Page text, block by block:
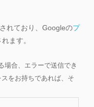
れており、Googleのプ
ます。
合、エラーで送信でき
をお持ちであれば、そ